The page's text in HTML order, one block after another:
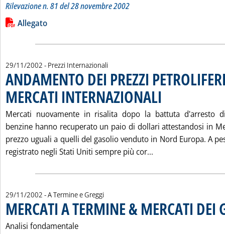
Rilevazione n. 81 del 28 novembre 2002
Leggi tutta la notizia: 'STAFFETTA PREZZI N. 81'
Lista allegati PDF alla notizia
Allegato
29/11/2002 - Prezzi Internazionali
ANDAMENTO DEI PREZZI
MERCATI INTERNAZIONALI
Mercati nuovamente in risalita dopo la battuta d'arresto
benzine hanno recuperato un paio di dollari attestandosi in
prezzo uguali a quelli del gasolio venduto in Nord Europa. A
registrato negli Stati Uniti sempre più cor...
29/11/2002 - A Termine e Greggi
MERCATI A TERMINE & MERCATI DEI
Analisi fondamentale